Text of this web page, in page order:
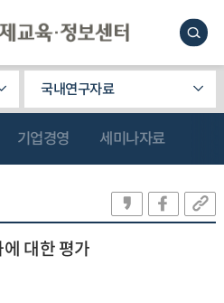
국내연구자료
기업경영 세미나자료
대한 평가